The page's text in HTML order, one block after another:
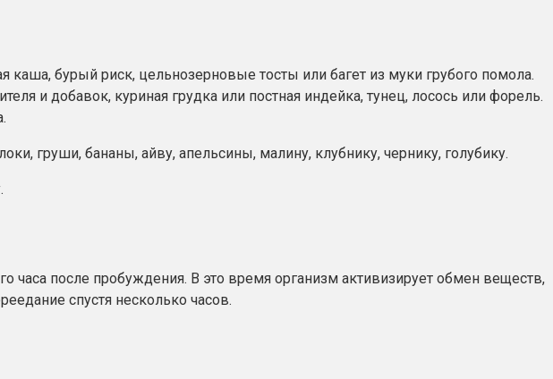
бурый риск, цельнозерновые тосты или багет из муки грубого помола.
и добавок, куриная грудка или постная индейка, тунец, лосось или форель.
груши, бананы, айву, апельсины, малину, клубнику, чернику, голубику.
часа после пробуждения. В это время организм активизирует обмен веществ,
спустя несколько часов.